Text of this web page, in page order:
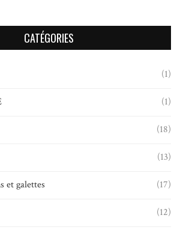
CATÉGORIES
(1)
(1)
(18)
(13)
et galettes (17)
(12)